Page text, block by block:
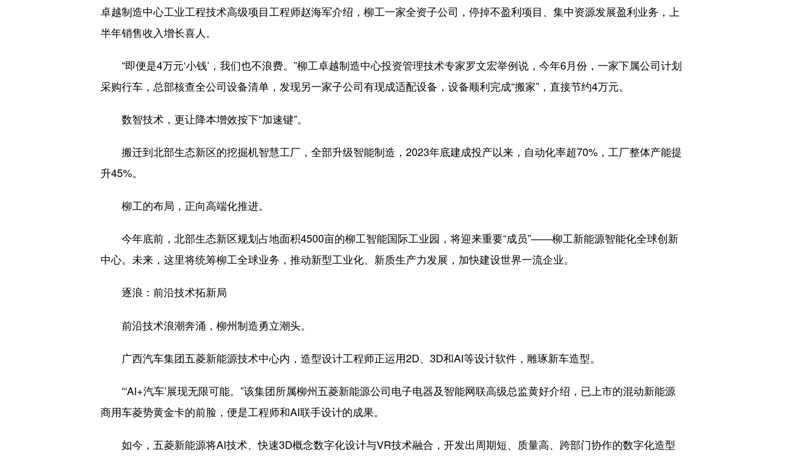
卓越制造中心工业工程技术高级项目工程师赵海军介绍，柳工一家全资子公司，停掉不盈利项目、集中资源发展盈利业务，上
半年销售收入增长喜人。
“即便是4万元‘小钱’，我们也不浪费。”柳工卓越制造中心投资管理技术专家罗文宏举例说，今年6月份，一家下属公司计划
采购行车，总部核查全公司设备清单，发现另一家子公司有现成适配设备，设备顺利完成“搬家”，直接节约4万元。
数智技术，更让降本增效按下“加速键”。
搬迁到北部生态新区的挖掘机智慧工厂，全部升级智能制造，2023年底建成投产以来，自动化率超70%，工厂整体产能提
升45%。
柳工的布局，正向高端化推进。
今年底前，北部生态新区规划占地面积4500亩的柳工智能国际工业园，将迎来重要“成员”——柳工新能源智能化全球创新
中心。未来，这里将统筹柳工全球业务，推动新型工业化、新质生产力发展，加快建设世界一流企业。
逐浪：前沿技术拓新局
前沿技术浪潮奔涌，柳州制造勇立潮头。
广西汽车集团五菱新能源技术中心内，造型设计工程师正运用2D、3D和AI等设计软件，雕琢新车造型。
“‘AI+汽车’展现无限可能。”该集团所属柳州五菱新能源公司电子电器及智能网联高级总监黄好介绍，已上市的混动新能源
商用车菱势黄金卡的前脸，便是工程师和AI联手设计的成果。
如今，五菱新能源将AI技术、快速3D概念数字化设计与VR技术融合，开发出周期短、质量高、跨部门协作的数字化造型